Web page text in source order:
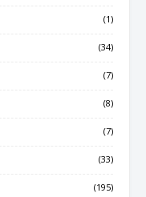
(1)
(34)
(7)
(8)
(7)
(33)
(195)